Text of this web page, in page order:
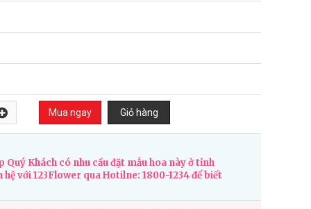
Khách có nhu cầu đặt mẫu hoa này ở tỉnh
với 123Flower qua Hotilne: 1800-1234 để biết